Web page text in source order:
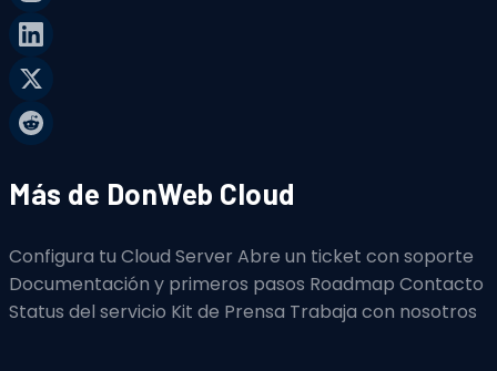
Más de DonWeb Cloud
Configura tu Cloud Server Abre un ticket con soporte
Documentación y primeros pasos Roadmap Contacto
Status del servicio Kit de Prensa Trabaja con nosotros